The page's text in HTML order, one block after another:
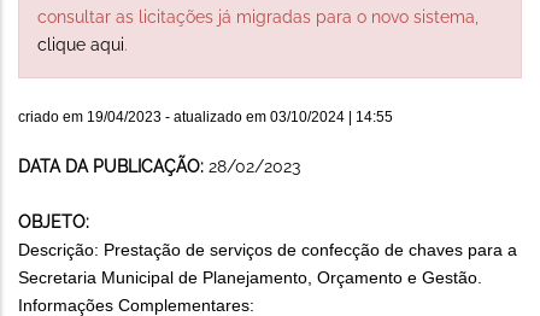
consultar as licitações já migradas para o novo sistema,
clique aqui.
criado em 19/04/2023 - atualizado em 03/10/2024 | 14:55
DATA DA PUBLICAÇÃO: 28/02/2023
OBJETO:
Descrição: Prestação de serviços de confecção de chaves para a
Secretaria Municipal de Planejamento, Orçamento e Gestão.
Informações Complementares: